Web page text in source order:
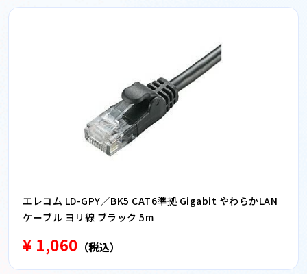
エレコム LD-GPY／BK5 CAT6準拠 Gigabit やわらかLAN
ケーブル ヨリ線 ブラック 5m
¥ 1,060 （税込）